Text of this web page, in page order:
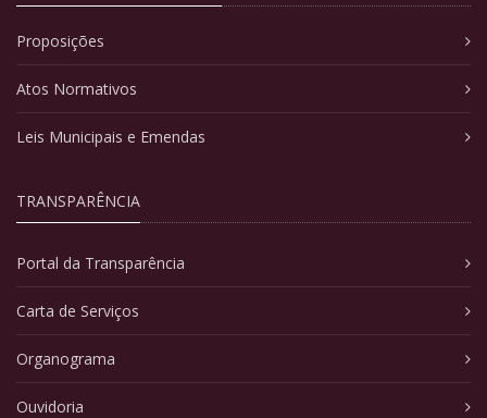
Proposições
Atos Normativos
Leis Municipais e Emendas
TRANSPARÊNCIA
Portal da Transparência
Carta de Serviços
Organograma
Ouvidoria